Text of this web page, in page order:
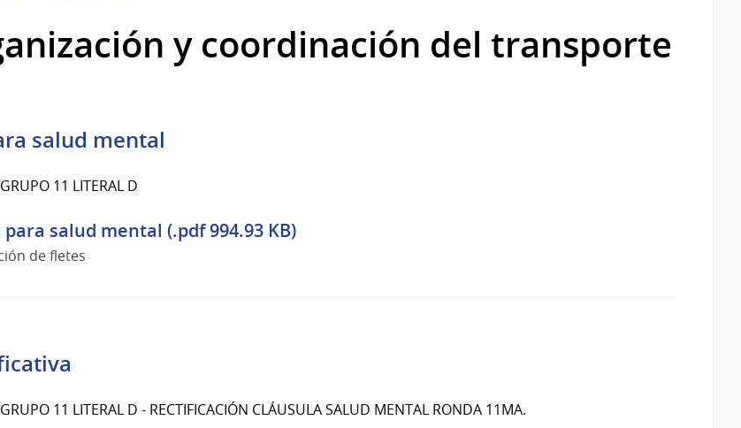
y coordinación del transporte
salud mental
11 LITERAL D
salud mental (.pdf 994.93 KB)
de fletes
11 LITERAL D - RECTIFICACIÓN CLÁUSULA SALUD MENTAL RONDA 11MA.